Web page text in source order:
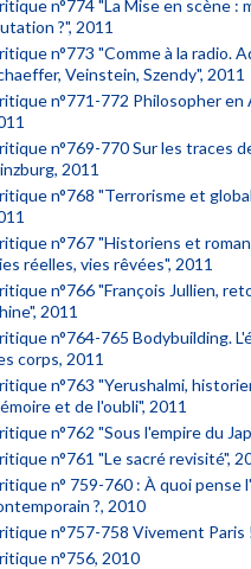
n°774 "La Mise en scène :
?", 2011
n°773 "Comme à la radio.
Veinstein, Szendy", 2011
n°771-772 Philosopher en
n°769-770 Sur les traces
2011
n°768 "Terrorisme et
n°767 "Historiens et
réelles, vies rêvées", 2011
n°766 "François Jullien,
2011
n°764-765 Bodybuilding.
corps, 2011
n°763 "Yerushalmi,
et de l'oubli", 2011
n°762 "Sous l'empire du
n°761 "Le sacré revisité",
n° 759-760 : À quoi pense
?, 2010
n°757-758 Vivement Paris
n°756, 2010